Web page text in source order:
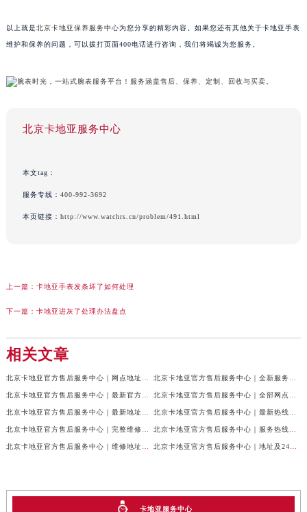
以上就是北京卡地亚保养服务中心为您分享的精彩内容。如果您还有其他关于卡地亚手表
维护和保养的问题，可以拨打页面400电话进行咨询，我们将竭诚为您服务。
北京卡地亚服务中心
本文tag：
服务专线： 400-992-3692
本页链接： http://www.watchrs.cn/problem/491.html
上一篇： 卡地亚手表发条坏了如何处理
下一篇： 卡地亚进灰了处理办法盘点
相关文章
北京卡地亚官方售后服务中心｜网点地址与24小时服务电话权威信息公示（2026年7月最新） 北京卡地亚官方售后服务中心｜全新服务电话及详细地址权威信息公示（2026年7月最新）
北京卡地亚官方售后服务中心｜最新官方热线和详细网点地址权威信息公示（2026年7月最新） 北京卡地亚官方售后服务中心｜全部网点地址与售后电话权威信息公示（2026年7月最新）
北京卡地亚官方售后服务中心｜最新地址及官方客服热线权威信息公示（2026年7月最新） 北京卡地亚官方售后服务中心｜最新热线及完整维修地址权威信息公示（2026年7月最新）
北京卡地亚官方售后服务中心｜完整维修地址与售后热线权威信息公示（2026年7月最新） 北京卡地亚官方售后服务中心｜服务热线及全部官方地址权威信息公示（2026年7月最新）
北京卡地亚官方售后服务中心｜维修地址与官方客服热线权威信息公示（2026年7月最新） 北京卡地亚官方售后服务中心｜地址及24小时服务电话权威信息公示（2026年7月最新）
卡地亚服务中心